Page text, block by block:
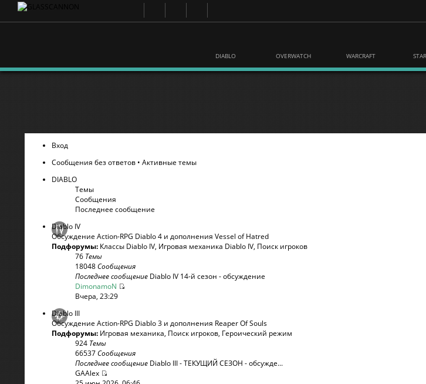
DIABLO OVERWATCH WARCRAFT
Вход
Сообщения без ответов • Активные темы
DIABLO
Темы
Сообщения
Последнее сообщение
Diablo IV
Обсуждение Action-RPG Diablo 4 и дополнения Vessel of Hatred
Подфорумы: Классы Diablo IV, Игровая механика Diablo IV, Поиск игроков
76 Темы
18048Сообщения
Последнее сообщение Diablo IV 14-й сезон - обсуждение
DimonamoN
Вчера, 23:29
Diablo III
Обсуждение Action-RPG Diablo 3 и дополнения Reaper Of Souls
Подфорумы: Игровая механика, Поиск игроков, Героический режим
924 Темы
66537Сообщения
Последнее сообщение Diablo III - ТЕКУЩИЙ СЕЗОН - обсужде...
GAAlex